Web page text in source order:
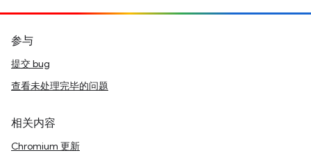
参与
提交 bug
查看未处理完毕的问题
相关内容
Chromium 更新